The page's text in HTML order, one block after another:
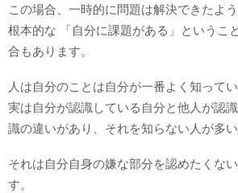
この場合、一時的に問題は解決できたよ
根本的な 「自分に課題がある」というこ
合もあります。
人は自分のことは自分が一番よく知って
実は自分が認識している自分と他人が認
識の違いがあり、それを知らない人が多い
それは自分自身の嫌な部分を認めたくな
す。